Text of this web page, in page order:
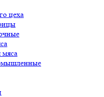
цеха